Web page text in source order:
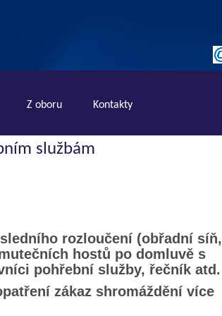
Z oboru Kontakty
službám
rozloučení (obřadní síň,
hostů po domluvě s
pohřební služby, řečník atd.
zákaz shromáždění více